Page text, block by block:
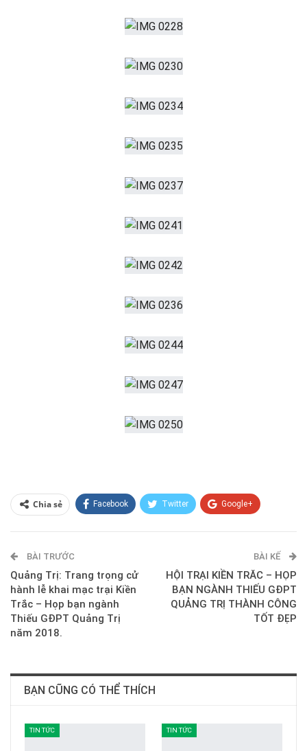
Chia sẻ Facebook Twitter Google+
E-mail
BÀI TRƯỚC
Quảng Trị: Trang trọng cử
hành lễ khai mạc trại Kiền
Trắc – Họp bạn ngành
Thiếu GĐPT Quảng Trị
năm 2018.
BÀI KẾ
HỘI TRẠI KIỀN TRĂC – HỌP
BẠN NGÀNH THIẾU GĐPT
QUẢNG TRỊ THÀNH CÔNG
TỐT ĐẸP
BẠN CŨNG CÓ THỂ THÍCH
TIN TỨC TIN TỨC